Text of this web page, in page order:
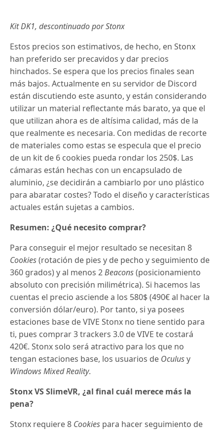
Kit DK1, descontinuado por Stonx
Estos precios son estimativos, de hecho, en Stonx
han preferido ser precavidos y dar precios
hinchados. Se espera que los precios finales sean
más bajos. Actualmente en su servidor de Discord
están discutiendo este asunto, y están considerando
utilizar un material reflectante más barato, ya que el
que utilizan ahora es de altísima calidad, más de la
que realmente es necesaria. Con medidas de recorte
de materiales como estas se especula que el precio
de un kit de 6 cookies pueda rondar los 250$. Las
cámaras están hechas con un encapsulado de
aluminio, ¿se decidirán a cambiarlo por uno plástico
para abaratar costes? Todo el diseño y características
actuales están sujetas a cambios.
Resumen: ¿Qué necesito comprar?
Para conseguir el mejor resultado se necesitan 8
Cookies(rotación de pies y de pecho y seguimiento de
360 grados) y al menos 2Beacons(posicionamiento
absoluto con precisión milimétrica). Si hacemos las
cuentas el precio asciende a los 580$ (490€ al hacer la
conversión dólar/euro). Por tanto, si ya posees
estaciones base de VIVE Stonx no tiene sentido para
ti, pues comprar 3 trackers 3.0 de VIVE te costará
420€. Stonx solo será atractivo para los que no
tengan estaciones base, los usuarios de Oculusy
Windows Mixed Reality.
Stonx VS SlimeVR, ¿al final cuál merece más la
pena?
Stonx requiere 8 Cookies para hacer seguimiento de